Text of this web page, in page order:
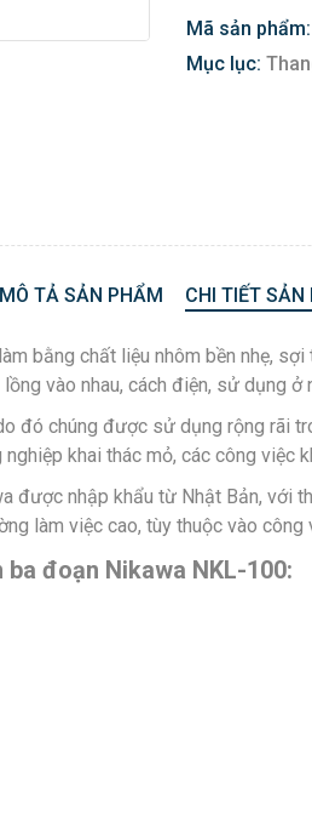
Mã sản phẩm:
Mục lục:
MÔ TẢ SẢN PHẨM CHI TIẾT SẢN
bằng chất liệu nhôm bền nhẹ,
vào nhau, cách điện, sử dụng ở
đó chúng được sử dụng rộng rãi
khai thác mỏ, các công việc
được nhập khẩu từ Nhật Bản, với
làm việc cao, tùy thuộc vào công
đoạn Nikawa NKL-100: